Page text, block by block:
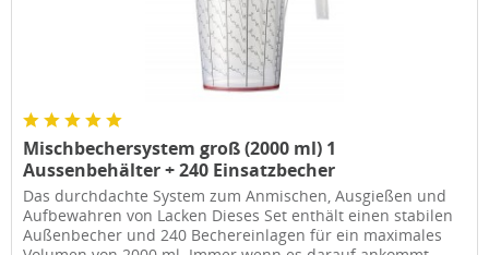
Mischbechersystem groß (2000 ml) 1
Aussenbehälter + 240 Einsatzbecher
Das durchdachte System zum Anmischen, Ausgießen und
Aufbewahren von Lacken Dieses Set enthält einen stabilen
Außenbecher und 240 Bechereinlagen für ein maximales